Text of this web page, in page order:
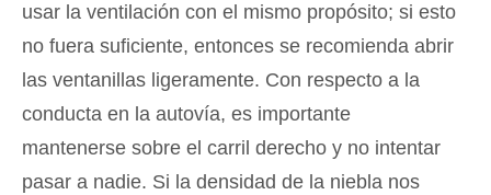
usar la ventilación con el mismo propósito; si esto
no fuera suficiente, entonces se recomienda abrir
las ventanillas ligeramente. Con respecto a la
conducta en la autovía, es importante
mantenerse sobre el carril derecho y no intentar
pasar a nadie. Si la densidad de la niebla nos